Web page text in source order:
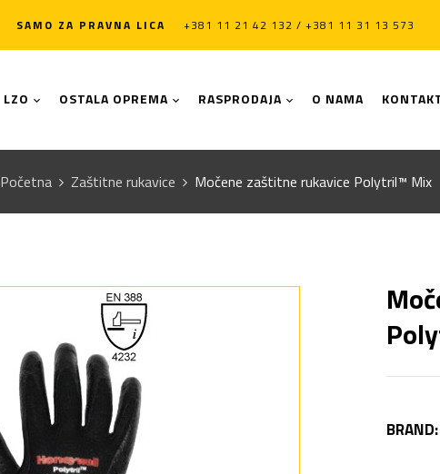
SAMO ZA PRAVNA LICA +381 11 21 42 132 / +381 11 31 13 573
LZO OSTALA OPREMA RASPRODAJA O NAMA
Početna Zaštitne rukavice Močene zaštitne rukavice Polytril™ Mix
BRAND: